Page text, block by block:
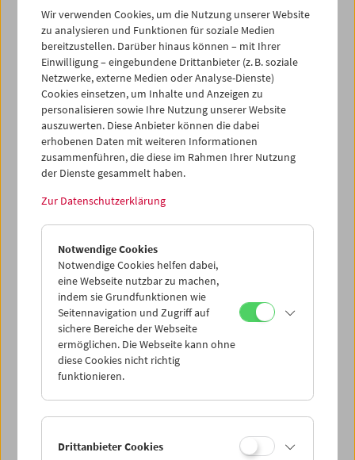
24
26 28
30
01
02 03 04 05 06
iCalender
Programmheft-PDF
English language or subtitles
< Vorherige Woche
Mo 10.11.
Di 11.11.
Mi 12.11.
Do 13.11.
Sa 15.11.
Wir verwenden Cookies, um die Nutzung unserer Website
zu analysieren und Funktionen für soziale Medien
bereitzustellen. Darüber hinaus können – mit Ihrer
Einwilligung – eingebundene Drittanbieter (z. B. soziale
Netzwerke, externe Medien oder Analyse-Dienste)
Cookies einsetzen, um Inhalte und Anzeigen zu
personalisieren sowie Ihre Nutzung unserer Website
auszuwerten. Diese Anbieter können die dabei
erhobenen Daten mit weiteren Informationen
zusammenführen, die diese im Rahmen Ihrer Nutzung
der Dienste gesammelt haben.
Zur Datenschutzerklärung
Notwendige Cookies
Notwendige Cookies helfen dabei,
eine Webseite nutzbar zu machen,
indem sie Grundfunktionen wie
Seitennavigation und Zugriff auf
sichere Bereiche der Webseite
ermöglichen. Die Webseite kann ohne
diese Cookies nicht richtig
funktionieren.
Drittanbieter Cookies